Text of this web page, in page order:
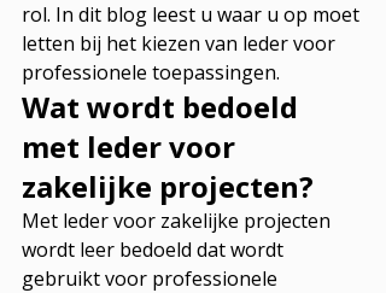
rol. In dit blog leest u waar u op moet
letten bij het kiezen van leder voor
professionele toepassingen.
Wat wordt bedoeld
met leder voor
zakelijke projecten?
Met leder voor zakelijke projecten
wordt leer bedoeld dat wordt
gebruikt voor professionele